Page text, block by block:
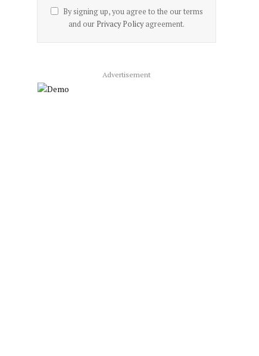
By signing up, you agree to the our terms
and our Privacy Policyagreement.
Advertisement